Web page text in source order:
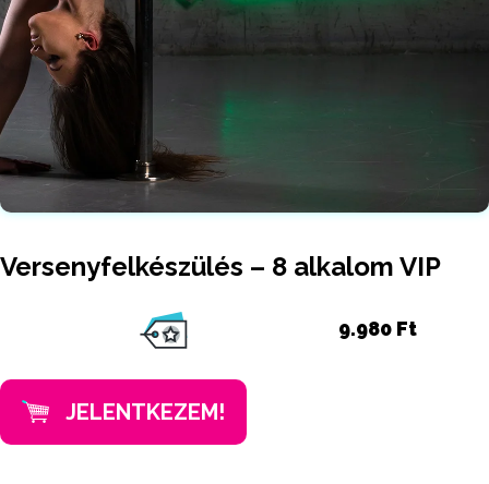
Versenyfelkészülés – 8 alkalom VIP
9.980 Ft
JELENTKEZEM!